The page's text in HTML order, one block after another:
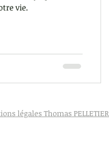
vie.
légales Thomas PELLETIER